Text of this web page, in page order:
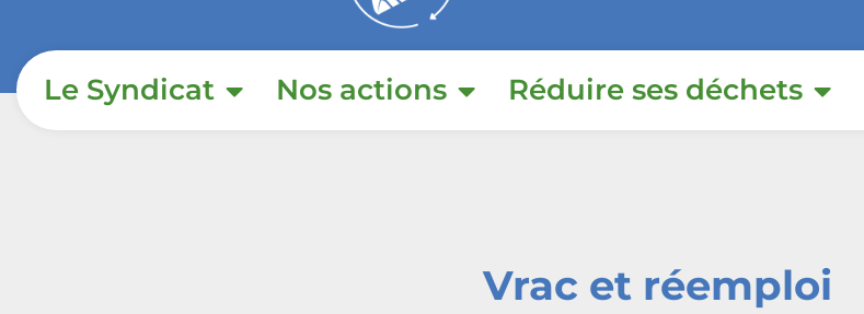
Le Syndicat Nos actions Réduire ses déchets
Vrac et réemploi